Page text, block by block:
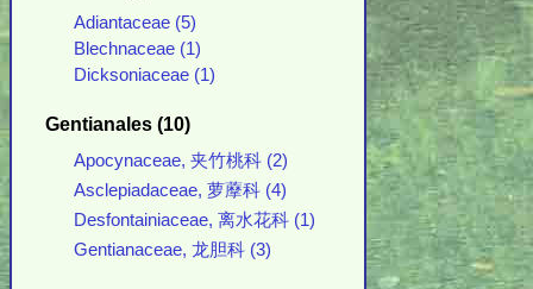
Adiantaceae (5)
Blechnaceae (1)
Dicksoniaceae (1)
Gentianales (10)
Apocynaceae, 夹竹桃科 (2)
Asclepiadaceae, 萝藦科 (4)
Desfontainiaceae, 离水花科 (1)
Gentianaceae, 龙胆科 (3)